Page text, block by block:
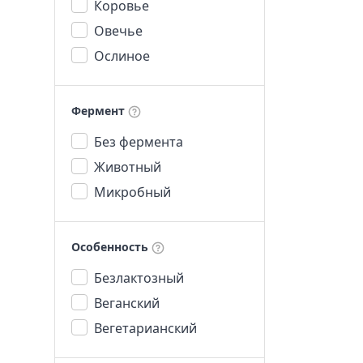
Коровье
Овечье
Ослиное
Фермент
Без фермента
Животный
Микробный
Особенность
Безлактозный
Веганский
Вегетарианский